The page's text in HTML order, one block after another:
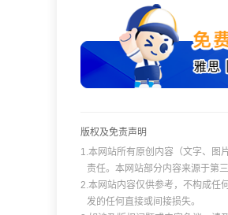
版权及免责声明
1.本网站所有原创内容（文字、图
责任。本网站部分内容来源于第
2.本网站内容仅供参考，不构成任
发的任何直接或间接损失。